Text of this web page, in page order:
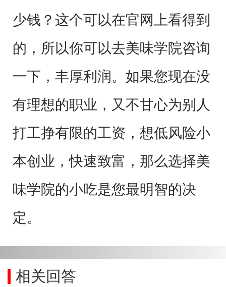
少钱？这个可以在官网上看得到
的，所以你可以去美味学院咨询
一下，丰厚利润。如果您现在没
有理想的职业，又不甘心为别人
打工挣有限的工资，想低风险小
本创业，快速致富，那么选择美
味学院的小吃是您最明智的决
定。
相关回答